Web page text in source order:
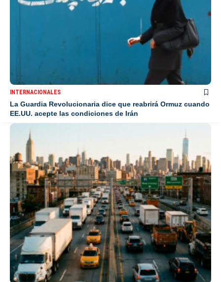
INTERNACIONALES
La Guardia Revolucionaria dice que reabrirá Ormuz cuando
EE.UU. acepte las condiciones de Irán